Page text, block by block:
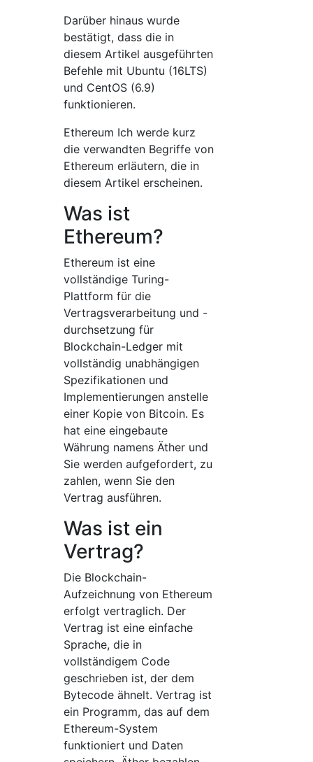
Darüber hinaus wurde
bestätigt, dass die in
diesem Artikel ausgeführten
Befehle mit Ubuntu (16LTS)
und CentOS (6.9)
funktionieren.
Ethereum Ich werde kurz
die verwandten Begriffe von
Ethereum erläutern, die in
diesem Artikel erscheinen.
Was ist
Ethereum?
Ethereum ist eine
vollständige Turing-
Plattform für die
Vertragsverarbeitung und -
durchsetzung für
Blockchain-Ledger mit
vollständig unabhängigen
Spezifikationen und
Implementierungen anstelle
einer Kopie von Bitcoin. Es
hat eine eingebaute
Währung namens Äther und
Sie werden aufgefordert, zu
zahlen, wenn Sie den
Vertrag ausführen.
Was ist ein
Vertrag?
Die Blockchain-
Aufzeichnung von Ethereum
erfolgt vertraglich. Der
Vertrag ist eine einfache
Sprache, die in
vollständigem Code
geschrieben ist, der dem
Bytecode ähnelt. Vertrag ist
ein Programm, das auf dem
Ethereum-System
funktioniert und Daten